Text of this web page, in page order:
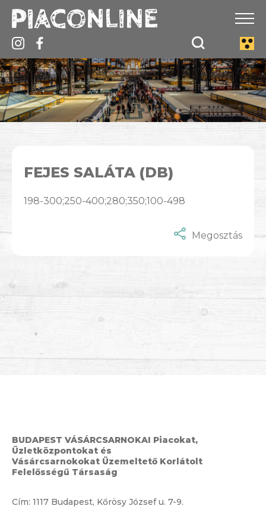
FEJES SALÁTA (DB)
198-300;250-400;280;350;100-498
Megosztás
BUDAPEST VÁSÁRCSARNOKAI Piacokat,
Üzletközpontokat és
Vásárcsarnokokat Üzemeltető Korlátolt
Felelősségű Társaság
Cím: 1117 Budapest, Kőrösy József u. 7-9.